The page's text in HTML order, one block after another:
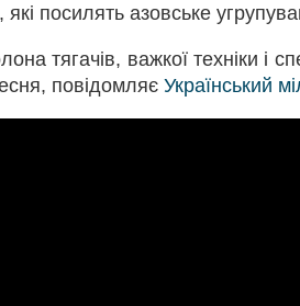
які посилять азовське
тягачів, важкої техніки і
повідомляє Український